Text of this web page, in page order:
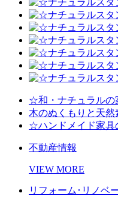
☆和・ナチュラルの
木のぬくもりと天
☆ハンドメイド家具
不動産情報
VIEW MORE
リフォーム･リノベ